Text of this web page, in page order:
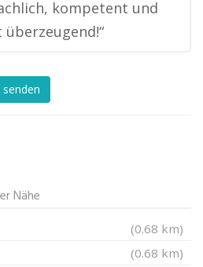
kompetent und
Nähe
(0.68 km)
(0.68 km)